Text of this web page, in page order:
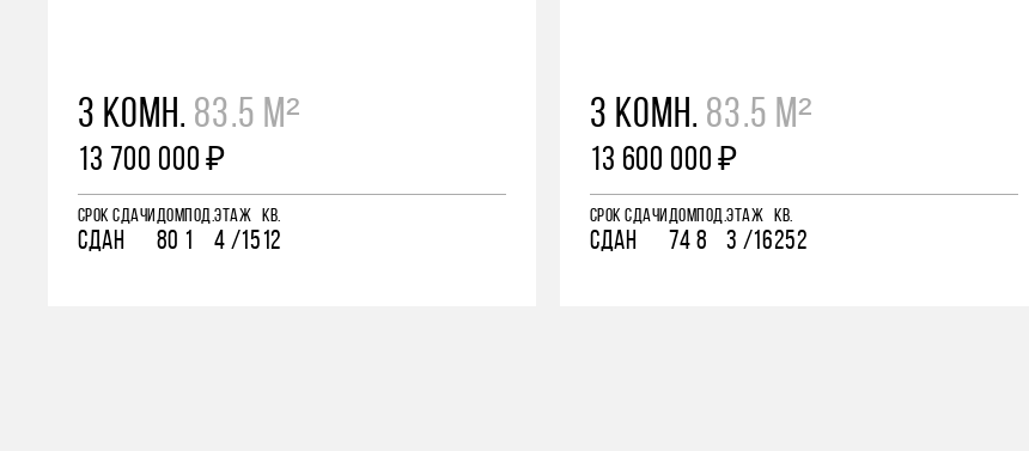
3 КОМН. 83.5 М²
13 700 000 ₽
СРОК СДАЧИ
СДАН
ДОМ
80
ПОД.
1
ЭТАЖ
4 /15
КВ.
12
3 КОМН. 83.5 М²
13 600 000 ₽
СРОК СДАЧИ
СДАН
ДОМ
74
ПОД.
8
ЭТАЖ
3 /16
КВ.
252